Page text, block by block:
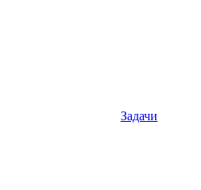
Задачи